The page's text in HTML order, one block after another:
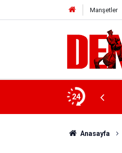
Manşetler
24
Anasayfa